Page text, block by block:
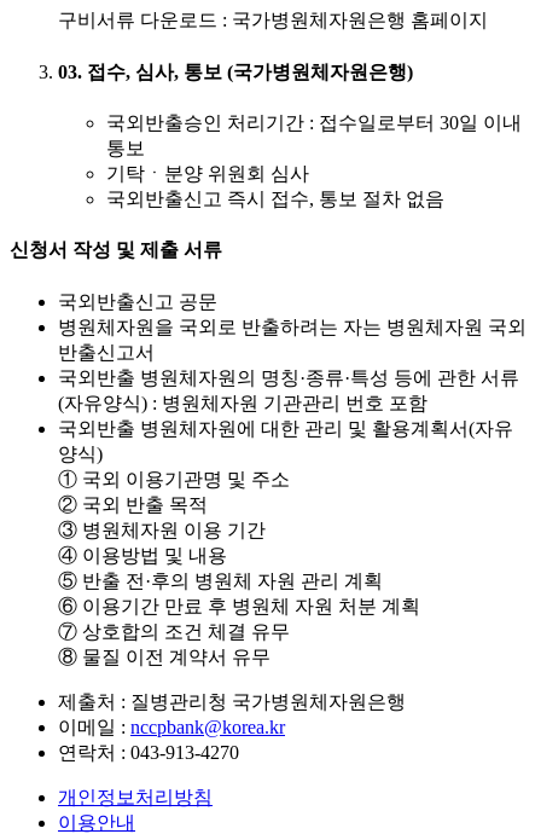
구비서류 다운로드 : 국가병원체자원은행 홈페이지
03. 접수, 심사, 통보 (국가병원체자원은행)
국외반출승인 처리기간 : 접수일로부터 30일 이내
통보
기탁ㆍ분양 위원회 심사
국외반출신고 즉시 접수, 통보 절차 없음
신청서 작성 및 제출 서류
국외반출신고 공문
병원체자원을 국외로 반출하려는 자는 병원체자원 국외
반출신고서
국외반출 병원체자원의 명칭·종류·특성 등에 관한 서류
(자유양식) : 병원체자원 기관관리 번호 포함
국외반출 병원체자원에 대한 관리 및 활용계획서(자유
양식)
① 국외 이용기관명 및 주소
② 국외 반출 목적
③ 병원체자원 이용 기간
④ 이용방법 및 내용
⑤ 반출 전·후의 병원체 자원 관리 계획
⑥ 이용기간 만료 후 병원체 자원 처분 계획
⑦ 상호합의 조건 체결 유무
⑧ 물질 이전 계약서 유무
제출처 : 질병관리청 국가병원체자원은행
이메일 : nccpbank@korea.kr
연락처 : 043-913-4270
개인정보처리방침
이용안내